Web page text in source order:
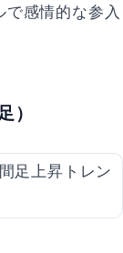
感情的な参入
）